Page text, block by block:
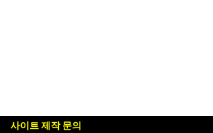
사이트 제작 문의